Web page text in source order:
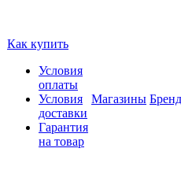
Как купить
Условия
оплаты
Условия
доставки
Гарантия
на товар
Магазины